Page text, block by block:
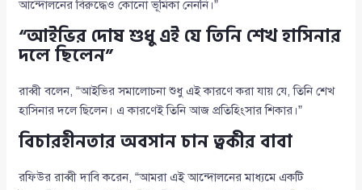
আন্দোলনের বিরুদ্ধেও কোনো ভূমিকা নেননি।”
“আইভির দোষ শুধু এই যে তিনি শেখ হাসিনার
দলে ছিলেন”
রাব্বী বলেন, “আইভির সমালোচনা শুধু এই কারণে করা যায় যে, তিনি শেখ
হাসিনার দলে ছিলেন। এ কারণেই তিনি আজ প্রতিহিংসার শিকার।”
বিচারহীনতার অবসান চান ত্বকীর বাবা
রফিউর রাব্বী দাবি করেন, “আমরা এই আন্দোলনের মাধ্যমে একটি